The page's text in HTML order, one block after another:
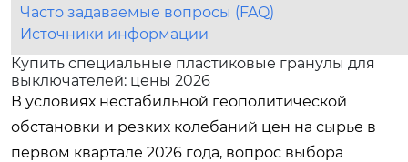
Часто задаваемые вопросы (FAQ)
Источники информации
Купить специальные пластиковые гранулы для
выключателей: цены 2026
В условиях нестабильной геополитической
обстановки и резких колебаний цен на сырье в
первом квартале 2026 года, вопрос выбора